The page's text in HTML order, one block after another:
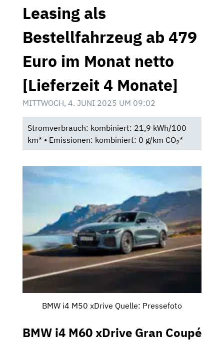
Leasing als
Bestellfahrzeug ab 479
Euro im Monat netto
[Lieferzeit 4 Monate]
MITTWOCH, 4. JUNI 2025 UM 09:02
Stromverbrauch: kombiniert: 21,9 kWh/100
km* • Emissionen: kombiniert: 0 g/km CO2*
BMW i4 M50 xDrive Quelle: Pressefoto
BMW i4 M60 xDrive Gran Coupé